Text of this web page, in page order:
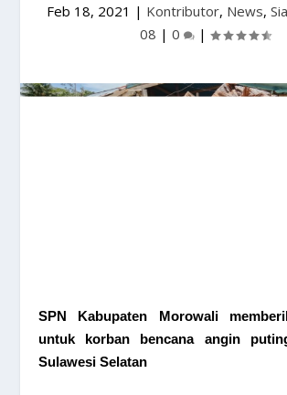
Feb 18, 2021 | Kontributor, News,
08 | 0 |
SPN Kabupaten Morowali
untuk korban bencana angin
Sulawesi Selatan